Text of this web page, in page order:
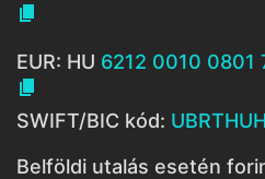

EUR: HU 6212 0010

SWIFT/BIC kód:
Belföldi utalás esetén